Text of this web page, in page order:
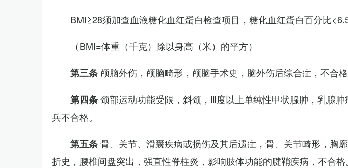
BMI≥28须加查血液糖化血红蛋白检查项目，糖化血红蛋白百分比
（BMI=体重（千克）除以身高（米）的平方）
第三条 颅脑外伤，颅脑畸形，颅脑手术史，脑外伤后综合症，不合格
第四条颈部运动功能受限，斜颈，Ⅲ度以上单纯性甲状腺肿，乳腺
兵不合格。
第五条骨、关节、滑囊疾病或损伤及其后遗症，骨、关节畸形，胸
折史，腰椎间盘突出，强直性脊柱炎，影响肢体功能的腱鞘疾病，不合格。